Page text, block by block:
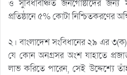
ও সুবিধাবঞ্চিত জনগোষ্ঠীদের জন্য
প্রতিষ্ঠানে ৫% কোটা নিশ্চিতকরণের
২। বাংলাদেশ সংবিধানের ২৯ এর
যে কোন অনগ্রসর অংশ যাহাতে
লাভ করিতে পারেন, সেই উদ্দেশ্যে